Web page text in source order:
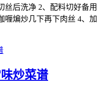
丝后洗净 2、配料切好备用
喱煸炒几下再下肉丝 4、加
炒菜谱